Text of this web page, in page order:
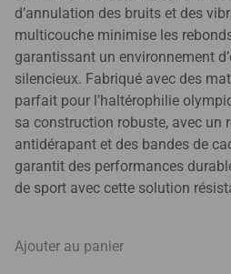
d’annulation des bruits et des
multicouche minimise les
garantissant un environnement
silencieux. Fabriqué avec des
parfait pour l’haltérophilie
sa construction robuste, avec un
antidérapant et des bandes de
garantit des performances
de sport avec cette solution
Ajouter au panier